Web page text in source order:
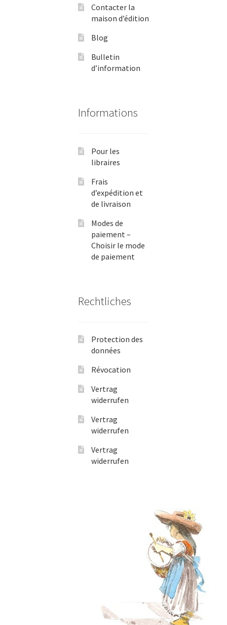
Contacter la
maison d’édition
Blog
Bulletin
d’information
Informations
Pour les
libraires
Frais
d’expédition et
de livraison
Modes de
paiement –
Choisir le mode
de paiement
Rechtliches
Protection des
données
Révocation
Vertrag
widerrufen
Vertrag
widerrufen
Vertrag
widerrufen